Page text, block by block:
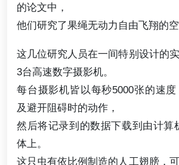
的论文中，
他们研究了果绳无动力自由飞翔的空
这几位研究人员在一间特别设计的
3台高速数字摄影机。
每台摄影机皆以每秒5000张的速
及避开阻碍时的动作，
然后将记录到的数据下载到由计算
体上。
这只虫有依比例制造的人工翅膀，